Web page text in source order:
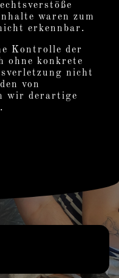
waren zum
erkennbar.
Kontrolle der
ohne konkrete
nicht
von
wir derartige